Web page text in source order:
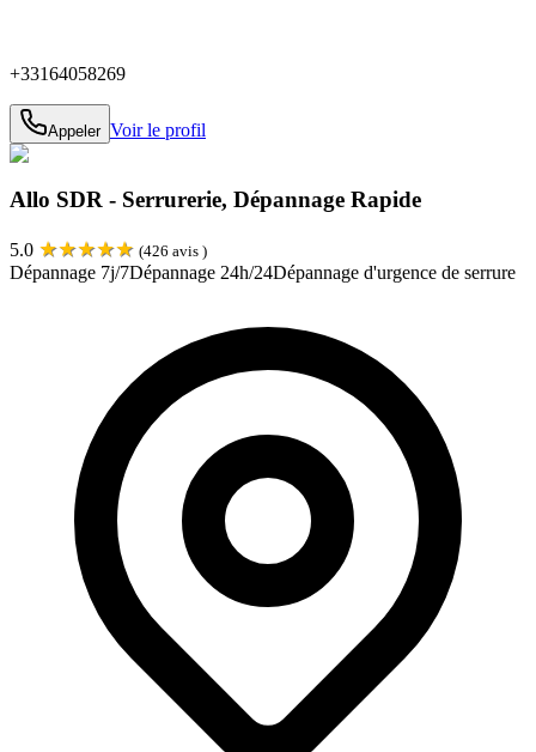
+33164058269
Appeler Voir le profil
Allo SDR - Serrurerie, Dépannage Rapide
5.0 ★★★★★ (426 avis )
Dépannage 7j/7Dépannage 24h/24Dépannage d'urgence de serrure